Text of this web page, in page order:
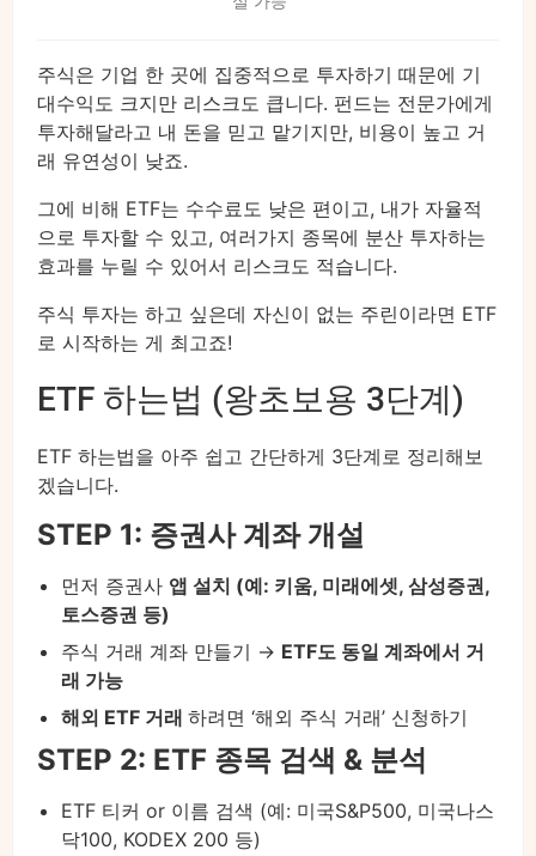
주식은 기업 한 곳에 집중적으로 투자하기 때문에 기
대수익도 크지만 리스크도 큽니다. 펀드는 전문가에게
투자해달라고 내 돈을 믿고 맡기지만, 비용이 높고 거
래 유연성이 낮죠.
그에 비해 ETF는 수수료도 낮은 편이고, 내가 자율적
으로 투자할 수 있고, 여러가지 종목에 분산 투자하는
효과를 누릴 수 있어서 리스크도 적습니다.
주식 투자는 하고 싶은데 자신이 없는 주린이라면 ETF
로 시작하는 게 최고죠!
ETF 하는법 (왕초보용 3단계)
ETF 하는법을 아주 쉽고 간단하게 3단계로 정리해보
겠습니다.
STEP 1: 증권사 계좌 개설
먼저 증권사 앱 설치 (예: 키움, 미래에셋, 삼성증권,
토스증권 등)
주식 거래 계좌 만들기 → ETF도 동일 계좌에서 거
래 가능
해외 ETF 거래 하려면 ‘해외 주식 거래’ 신청하기
STEP 2: ETF 종목 검색 & 분석
ETF 티커 or 이름 검색 (예: 미국S&P500, 미국나스
닥100, KODEX 200 등)